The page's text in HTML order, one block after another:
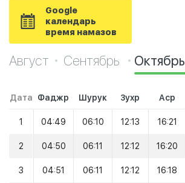
Google
календарь
время намазов
Август Сентябрь Октябрь
Дата Фаджр Шурук Зухр Аср
1 04:49 06:10 12:13 16:21
2 04:50 06:11 12:12 16:20
3 04:51 06:11 12:12 16:18